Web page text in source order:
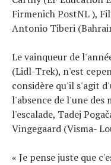
Firmenich PostNL ),
Antonio Tiberi
Le vainqueur de
(Lidl-Trek), n'est
considère qu'il s'agit
l'absence de l'une des
l'escalade, Tadej
Vingegaard (Visma-
« Je pense juste que